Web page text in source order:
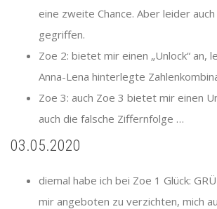
eine zweite Chance. Aber leider
gegriffen.
Zoe 2: bietet mir einen „Unlock“ an,
Anna-Lena hinterlegte
Zoe 3: auch Zoe 3 bietet mir einen
auch die falsche Ziffernfolge …
03.05.2020
diemal habe ich bei Zoe 1 Glück:
mir angeboten zu verzichten, mich